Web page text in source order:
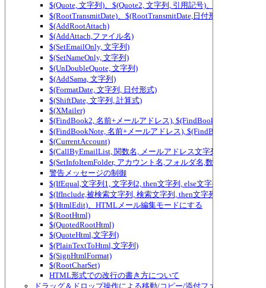
$(Quote, 文字列)、$(Quote2, 文字列, 引用記号)、$(QuoteWidth,
$(RootTransmitDate)、$(RootTransmitDate,日付形式)
$(AddRootAttach)
$(AddAttach,ファイル名)
$(SetEmailOnly, 文字列)
$(SetNameOnly, 文字列)
$(UnDoubleQuote, 文字列)
$(AddSama, 文字列)
$(FormatDate, 文字列, 日付形式)
$(ShiftDate, 文字列, 計算式)
$(XMailer)
$(FindBook2, 名前+メールアドレス), $(FindBook3, 名前+メー
$(FindBookNote, 名前+メールアドレス), $(FindBookNote2, ...)
$(CurrentAccount)
$(CallByEmailList, 関数名, メールアドレス文字列)
$(SetInfoItemFolder, アカウント名,フォルダ名,数値)
警告メッセージの制御
$(IfEqual,文字列1, 文字列2, then文字列, else文字列)、テンプレ
$(IfInclude,被検索文字列, 検索文字列, then文字列, else文字列)
$(HtmlEdit)、HTMLメール編集モードにする
$(RootHtml)
$(QuotedRootHtml)
$(QuoteHtml,文字列)
$(PlainTextToHtml,文字列)
$(SignHtmlFormat)
$(RootCharSet)
HTML形式での改行の書き方について
ドラッグ＆ドロップ操作による移動/コピー/添付ファイルの追加/